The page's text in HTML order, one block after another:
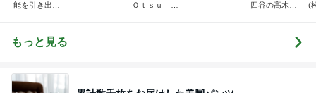
能を引き出す
ハウ発信＆ア
レンジ楽譜販
Ｏｔｓｕ ピ
四谷の高木久
(
もっと見る